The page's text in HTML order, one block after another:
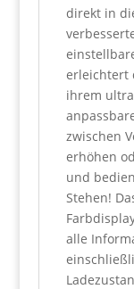
direkt in
erleichtert
ihrem
zwischen
erhöhen
und
Stehen!
alle